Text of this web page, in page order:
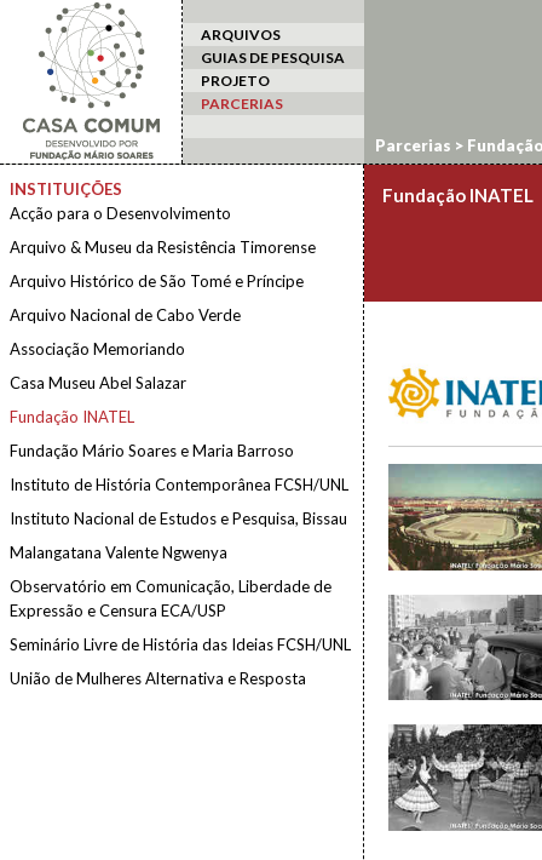
ARQUIVOS
GUIAS DE PESQUISA
PROJETO
PARCERIAS
Parcerias >
INSTITUIÇÕES
Acção para o Desenvolvimento
Arquivo & Museu da Resistência Timorense
Arquivo Histórico de São Tomé e Príncipe
Arquivo Nacional de Cabo Verde
Associação Memoriando
Casa Museu Abel Salazar
Fundação INATEL
Fundação Mário Soares e Maria Barroso
Instituto de História Contemporânea FCSH/UNL
Instituto Nacional de Estudos e Pesquisa, Bissau
Malangatana Valente Ngwenya
Observatório em Comunicação, Liberdade de
Expressão e Censura ECA/USP
Seminário Livre de História das Ideias FCSH/UNL
União de Mulheres Alternativa e Resposta
Fundação INATEL